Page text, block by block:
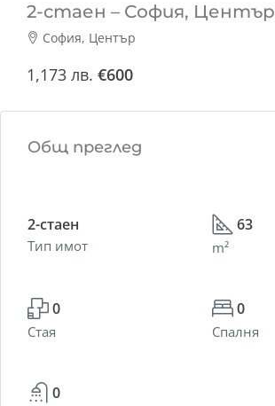
2-стаен – София, Център
София, Център
1,173 лв. €600
Общ преглед
2-стаен
Тип имот
63
m²
0
Стая
0
Спалня
0